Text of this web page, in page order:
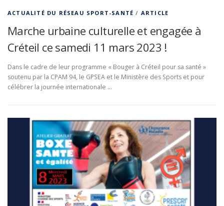
ACTUALITÉ DU RÉSEAU SPORT-SANTÉ / ARTICLE
Marche urbaine culturelle et engagée à
Créteil ce samedi 11 mars 2023 !
Dans le cadre de leur programme « Bouger à Créteil pour sa santé »
soutenu par la CPAM 94, le GPSEA et le Ministère des Sports et pour
célébrer la journée internationale …